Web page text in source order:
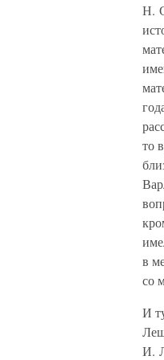
Н.
то
в
со
И
И.